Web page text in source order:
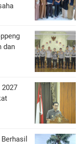
dan
2027